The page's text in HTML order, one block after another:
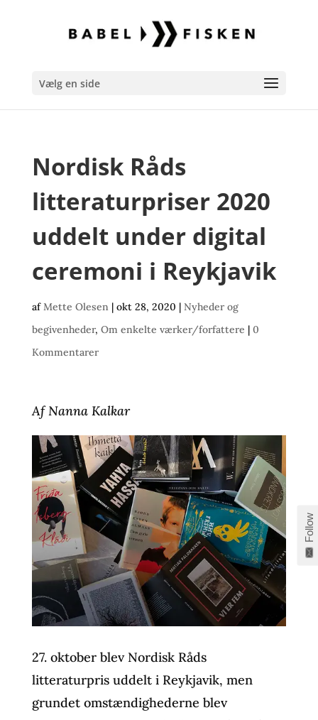
Vælg en side
Nordisk Råds
litteraturpriser 2020
uddelt under digital
ceremoni i Reykjavik
afMette Olesen| okt 28, 2020 | Nyheder og
begivenheder, Om enkelte værker/forfattere | 0
Kommentarer
Af Nanna Kalkar
27. oktober blev Nordisk Råds
litteraturpris uddelt i Reykjavik, men
grundet omstændighederne blev
Follow